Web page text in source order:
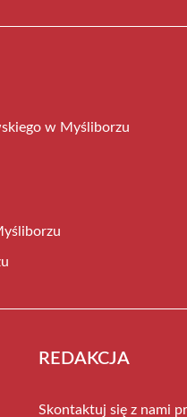
w Myśliborzu
REDAKCJA
Skontaktuj się z nami